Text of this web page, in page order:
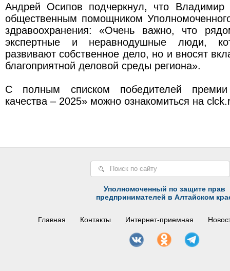
Андрей Осипов подчеркнул, что Владимир
общественным помощником
здравоохранения: «Очень важно, что
экспертные и неравнодушные люди,
развивают собственное дело, но и вносят
благоприятной деловой среды региона».
С полным списком победителей
качества – 2025» можно ознакомиться на
Уполномоченный по защите прав
предпринимателей в Алтайском
Главная Контакты Интернет-приемная